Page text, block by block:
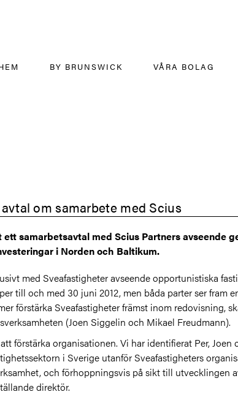
BY BRUNSWICK VÅRA BOLAG
om samarbete med Scius
samarbetsavtal med Scius Partners avseende
i Norden och Baltikum.
med Sveafastigheter avseende opportunistiska
till och med 30 juni 2012, men båda parter ser fram
förstärka Sveafastigheter främst inom redovisning,
(Joen Siggelin och Mikael Freudmann).
förstärka organisationen. Vi har identifierat Per, Joen
i Sverige utanför Sveafastigheters
och förhoppningsvis på sikt till utvecklingen
direktör.